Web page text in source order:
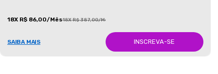
18X R$ 86,00/Mês18X R$ 387,00/Mês
SAIBA MAIS INSCREVA-SE